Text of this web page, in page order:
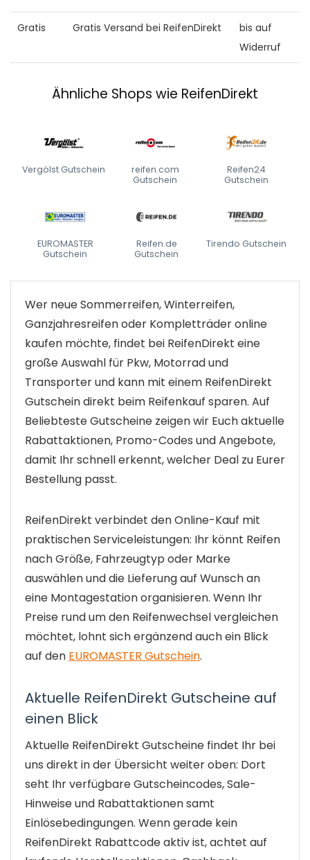
Gratis Gratis Versand bei ReifenDirekt
bis auf
Widerruf
Ähnliche Shops wie ReifenDirekt
Vergölst Gutschein
reifen.com
Gutschein
Reifen24
Gutschein
EUROMASTER
Gutschein
Reifen.de
Gutschein
Tirendo Gutschein
Wer neue Sommerreifen, Winterreifen,
Ganzjahresreifen oder Kompletträder online
kaufen möchte, findet bei ReifenDirekt eine
große Auswahl für Pkw, Motorrad und
Transporter und kann mit einem ReifenDirekt
Gutschein direkt beim Reifenkauf sparen. Auf
Beliebteste Gutscheine zeigen wir Euch aktuelle
Rabattaktionen, Promo-Codes und Angebote,
damit Ihr schnell erkennt, welcher Deal zu Eurer
Bestellung passt.
ReifenDirekt verbindet den Online-Kauf mit
praktischen Serviceleistungen: Ihr könnt Reifen
nach Größe, Fahrzeugtyp oder Marke
auswählen und die Lieferung auf Wunsch an
eine Montagestation organisieren. Wenn Ihr
Preise rund um den Reifenwechsel vergleichen
möchtet, lohnt sich ergänzend auch ein Blick
auf den EUROMASTER Gutschein.
Aktuelle ReifenDirekt Gutscheine auf
einen Blick
Aktuelle ReifenDirekt Gutscheine findet Ihr bei
uns direkt in der Übersicht weiter oben: Dort
seht Ihr verfügbare Gutscheincodes, Sale-
Hinweise und Rabattaktionen samt
Einlösebedingungen. Wenn gerade kein
ReifenDirekt Rabattcode aktiv ist, achtet auf